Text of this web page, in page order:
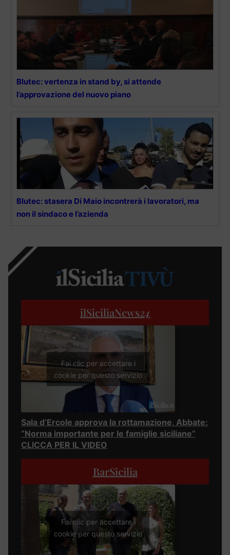
Blutec: vertenza in stand by, si attende
l’approvazione del nuovo piano
Blutec: stasera Di Maio incontrerà i lavoratori, ma
non il sindaco e l’azienda
ilSiciliaNews24
Fai clic per accettare i
cookie per questo servizio
Sala d’Ercole approva la rottamazione, Abbate:
“Norma importante per le famiglie siciliane”
CLICCA PER IL VIDEO
BarSicilia
Fai clic per accettare i
cookie per questo servizio